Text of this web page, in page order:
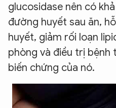
glucosidase nên có
đường huyết sau ăn,
huyết, giảm rối loạn
phòng và điều trị bệnh
biến chứng của nó.